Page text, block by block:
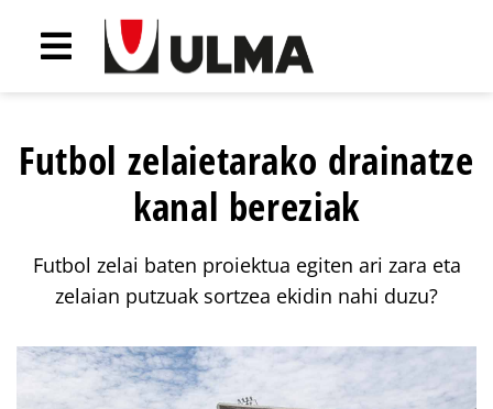
Futbol zelaietarako drainatze
kanal bereziak
Futbol zelai baten proiektua egiten ari zara eta
zelaian putzuak sortzea ekidin nahi duzu?